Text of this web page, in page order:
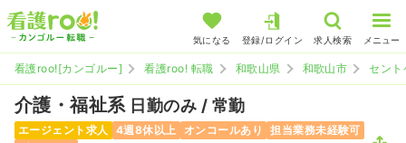
気になる 登録/ログイン 求人検索 メニュー
看護roo![カンゴルー] 看護roo! 転職 和歌山県 和歌山市 セン
介護・福祉系 日勤のみ / 常勤
エージェント求人 4週8休以上 オンコールあり
担当業務未経験可